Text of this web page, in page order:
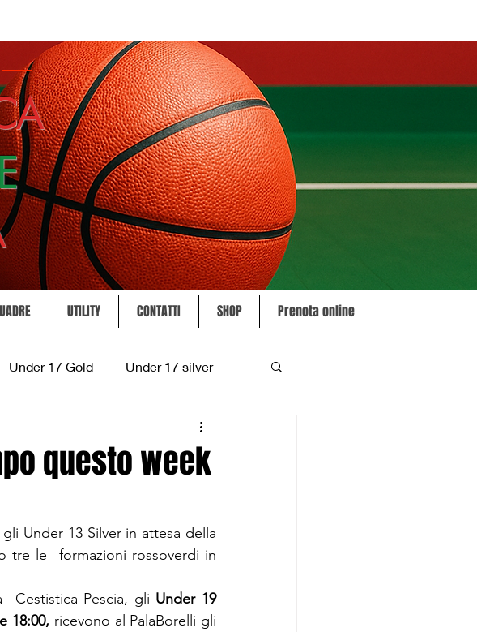
UTILITY CONTATTI SHOP Prenota online
Under 17 Gold Under 17 silver
questo week
Under 13 Silver in attesa della
tre le  formazioni rossoverdi in
Cestistica Pescia, gli Under 19
18:00, ricevono al PalaBorelli gli